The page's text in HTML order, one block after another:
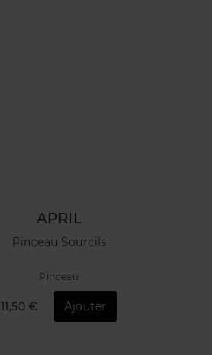
APRIL
Pinceau Sourcils
Pinceau
11,50 € Ajouter